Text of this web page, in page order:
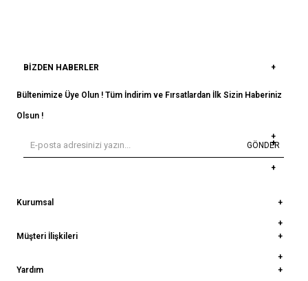
BIZDEN HABERLER
Bültenimize Üye Olun ! Tüm İndirim ve Fırsatlardan İlk Sizin Haberiniz
Olsun !
GÖNDER
Kurumsal
Müşteri İlişkileri
Yardım